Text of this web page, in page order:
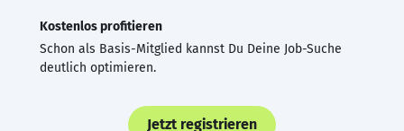
Kostenlos profitieren
Schon als Basis-Mitglied kannst Du Deine Job-Suche
deutlich optimieren.
Jetzt registrieren